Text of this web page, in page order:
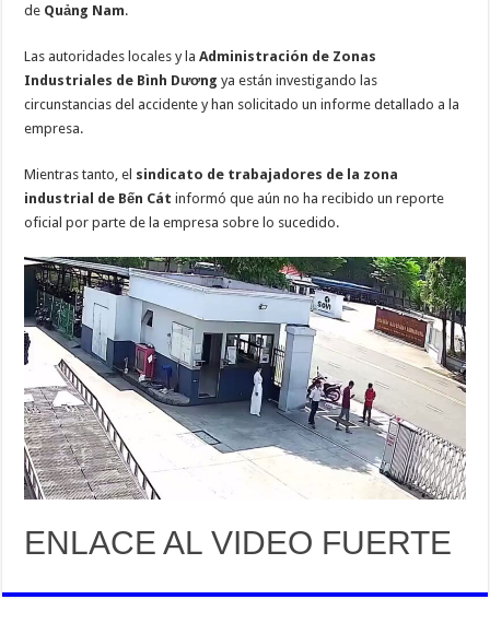
de Quảng Nam.
Las autoridades locales y laAdministración de Zonas
Industriales de Bình Dương ya están investigando las
circunstancias del accidente y han solicitado un informe detallado a la
empresa.
Mientras tanto, el sindicato de trabajadores de la zona
industrial de Bến Cát informó que aún no ha recibido un reporte
oficial por parte de la empresa sobre lo sucedido.
ENLACE AL VIDEO FUERTE